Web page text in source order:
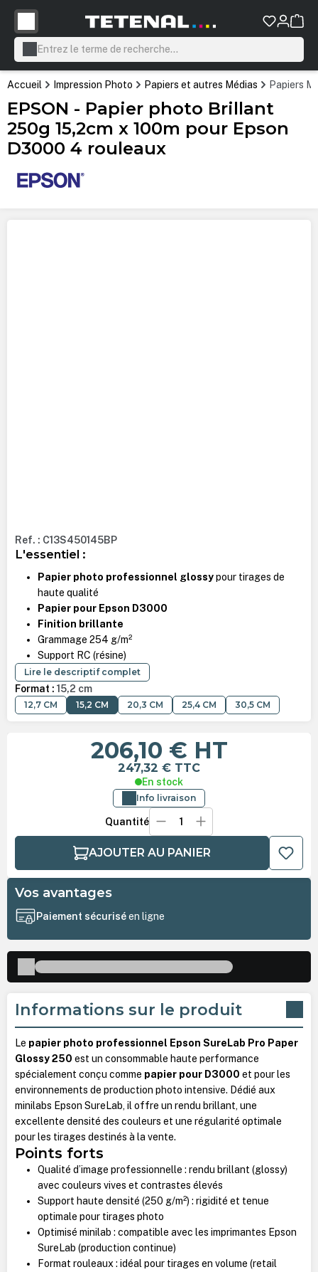
principal
Accueil Impression Photo Papiers et autres Médias Papiers
EPSON - Papier photo Brillant
250g 15,2cm x 100m pour Epson
D3000 4 rouleaux
Ref. : C13S450145BP
L'essentiel :
Papier photo professionnel glossypour tirages de
haute qualité
Papier pour Epson D3000
Finition brillante
Grammage 254 g/m²
Support RC (résine)
Lire le descriptif complet
Format : 15,2 cm
12,7 CM 15,2 CM 20,3 CM 25,4 CM 30,5 CM
206,10 € HT
247,32 € TTC
En stock
Info livraison
Quantité
AJOUTER AU PANIER
Vos avantages
Paiement sécuriséen ligne
Informations sur le produit
Le papier photo professionnel Epson SureLab Pro Paper
Glossy 250 est un consommable haute performance
spécialement conçu comme papier pour D3000 et pour les
environnements de production photo intensive. Dédié aux
minilabs Epson SureLab, il offre un rendu brillant, une
excellente densité des couleurs et une régularité optimale
pour les tirages destinés à la vente.
Points forts
Qualité d’image professionnelle : rendu brillant (glossy)
avec couleurs vives et contrastes élevés
Support haute densité (250 g/m²) : rigidité et tenue
optimale pour tirages photo
Optimisé minilab : compatible avec les imprimantes Epson
SureLab (production continue)
Format rouleaux : idéal pour tirages en volume (retail